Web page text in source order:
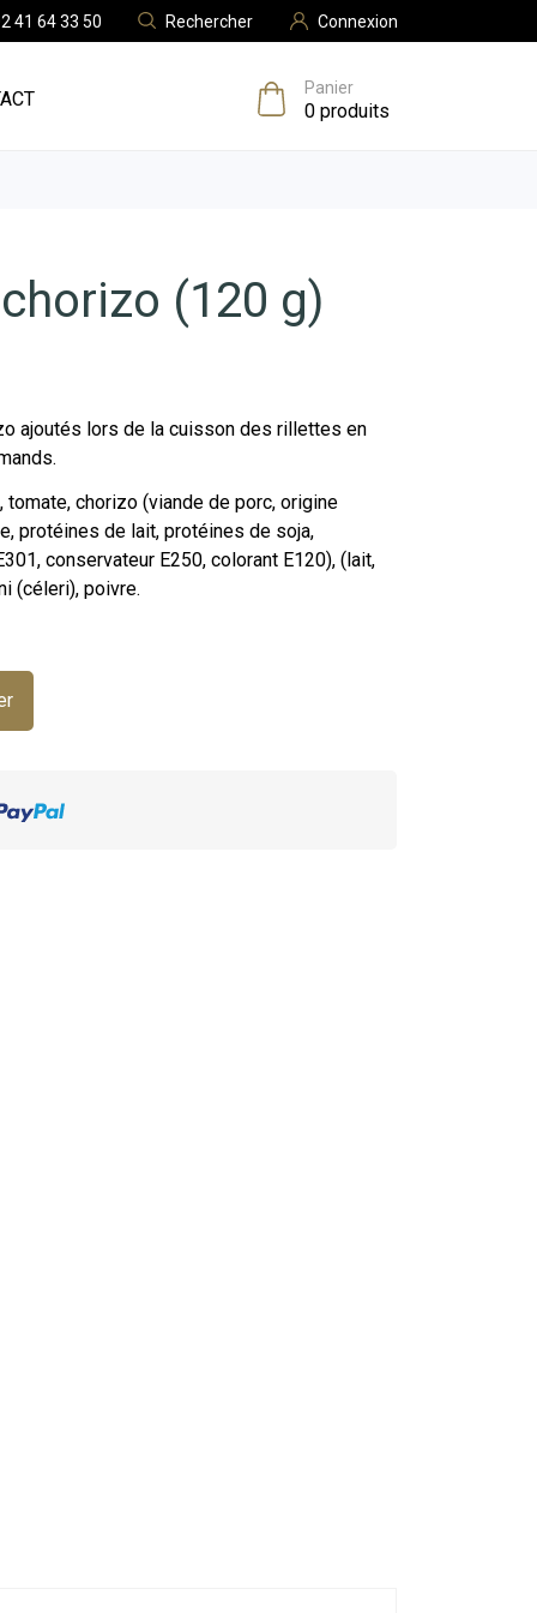
41 64 33 50 Rechercher Connexion
Panier
0 produits
(120 g)
ajoutés lors de la cuisson des rillettes en
chorizo (viande de porc, origine
protéines de lait, protéines de soja,
conservateur E250, colorant E120), (lait,
(céleri), poivre.